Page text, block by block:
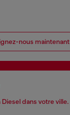
nous maintenant
dans votre ville.